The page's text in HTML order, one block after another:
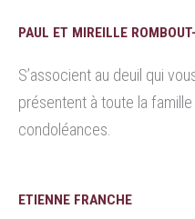
PAUL ET MIREILLE
S’associent au deuil qui
présentent à toute la
condoléances.
ETIENNE FRANCHE